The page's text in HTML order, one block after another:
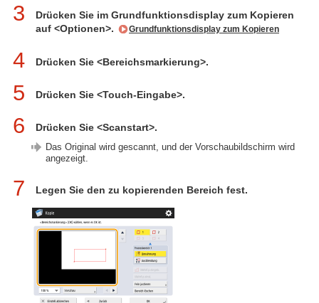
3
Drücken Sie im Grundfunktionsdisplay zum Kopieren
auf <Optionen>.
Grundfunktionsdisplay zum Kopieren
4 Drücken Sie <Bereichsmarkierung>.
5 Drücken Sie <Touch-Eingabe>.
6 Drücken Sie <Scanstart>.
Das Original wird gescannt, und der Vorschaubildschirm wird
angezeigt.
7 Legen Sie den zu kopierenden Bereich fest.